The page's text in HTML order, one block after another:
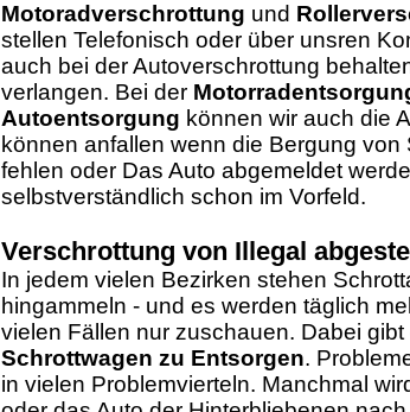
Motoradverschrottung und
stellen Telefonisch oder über unsren
auch bei der Autoverschrottung
verlangen. Bei der
Autoentsorgung können wir auch die
können anfallen wenn die Bergung
fehlen oder Das Auto abgemeldet
selbstverständlich schon im Vorfeld.
Verschrottung von Illegal
In jedem vielen Bezirken stehen
hingammeln - und es werden täglich
vielen Fällen nur zuschauen. Dabei
Schrottwagen zu Entsorgen.
in vielen Problemvierteln. Manchmal